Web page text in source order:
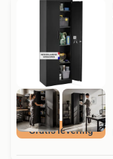
Gratis levering